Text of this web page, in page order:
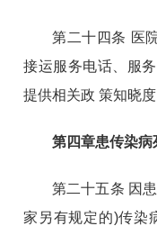
第二十四条 医
接运服务电话、服
提供相关政 策知晓
第四章患传染病
第二十五条 因
家另有规定的)传染